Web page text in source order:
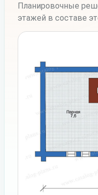
Планировочные
этажей в составе